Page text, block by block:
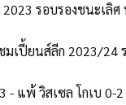
รอบรองชนะเลิศ
เปี้ยนส์ลีก 2023/24
- แพ้ วิสเซล โกเบ 0-2